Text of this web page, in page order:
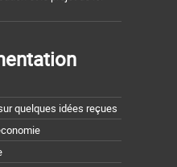
quelques idées reçues